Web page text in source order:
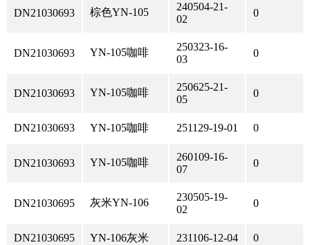
DN21030693 棕色YN-105
240504-21-
02
0
DN21030693 YN-105咖啡
250323-16-
03
0
DN21030693 YN-105咖啡
250625-21-
05
0
DN21030693 YN-105咖啡 251129-19-01 0
DN21030693 YN-105咖啡
260109-16-
07
0
DN21030695 灰米YN-106
230505-19-
02
0
DN21030695 YN-106灰米 231106-12-04 0